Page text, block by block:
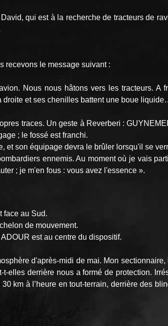
qui est à la recherche de tracteurs de
recevons le message suivant :
Nous nous hâtons vers les tracteurs. A
et ses chenilles battent une boue
traces. Un geste à Reverberi :
; le fossé est franchi.
et son équipage devra le brûler lorsqu'il se
ennemis. Au moment où je vais
; je m'en fous : vous avez l'essence ».
face au Sud.
de mouvement.
est au centre du dispositif.
d'après-midi de mai. Mon
elles derrière nous a formé de protection.
km à l’heure en tout-terrain, derrière des